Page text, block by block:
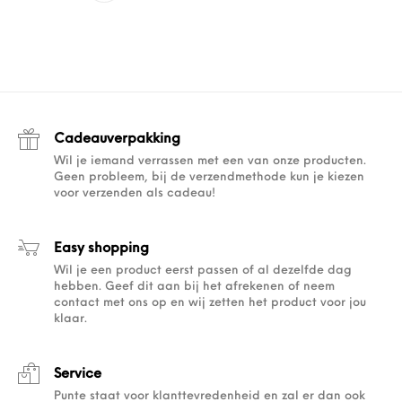
Cadeauverpakking
Wil je iemand verrassen met een van onze producten.
Geen probleem, bij de verzendmethode kun je kiezen
voor verzenden als cadeau!
Easy shopping
Wil je een product eerst passen of al dezelfde dag
hebben. Geef dit aan bij het afrekenen of neem
contact met ons op en wij zetten het product voor jou
klaar.
Service
Punte staat voor klanttevredenheid en zal er dan ook